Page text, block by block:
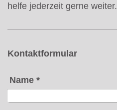
helfe jederzeit gerne weiter.
Kontaktformular
Name *